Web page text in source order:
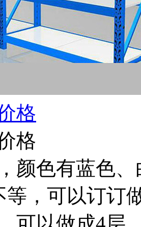
格
格
颜色有蓝色
等，可以订订